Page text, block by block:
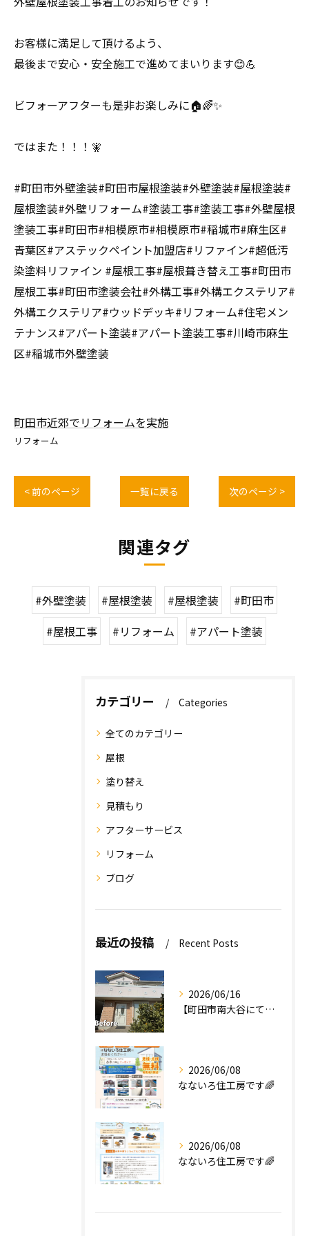
お客様に満足して頂けるよう、
最後まで安心・安全施工で進めてまいります😊💪
ビフォーアフターも是非お楽しみに🏠🌈✨
ではまた！！！🧚
#町田市外壁塗装#町田市屋根塗装#外壁塗装#屋根塗装#
屋根塗装#外壁リフォーム#塗装工事#塗装工事#外壁屋根
塗装工事#町田市#相模原市#相模原市#稲城市#麻生区#
青葉区#アステックペイント加盟店#リファイン#超低汚
染塗料リファイン #屋根工事#屋根葺き替え工事#町田市
屋根工事#町田市塗装会社#外構工事#外構エクステリア#
外構エクステリア#ウッドデッキ#リフォーム#住宅メン
テナンス#アパート塗装#アパート塗装工事#川崎市麻生
区#稲城市外壁塗装
町田市近郊でリフォームを実施
リフォーム
< 前のページ 一覧に戻る 次のページ >
関連タグ
#外壁塗装 #屋根塗装 #屋根塗装
#町田市
#屋根工事
#リフォーム #アパート塗装
カテゴリー Categories
全てのカテゴリー
屋根
塗り替え
見積もり
アフターサービス
リフォーム
ブログ
最近の投稿 Recent Posts
2026/06/16
【町田市南大谷にて外壁塗装工事完工のお知らせ】
2026/06/08
なないろ住工房です🌈
2026/06/08
なないろ住工房です🌈